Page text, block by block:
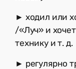
► ходил или
/«Луч» и
технику и т. д.
► регулярно